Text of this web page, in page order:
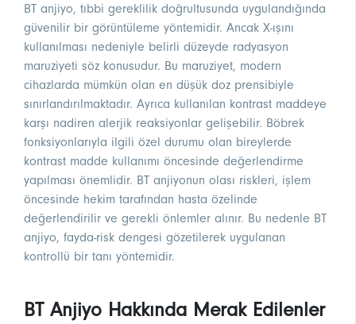
BT anjiyo, tıbbi gereklilik doğrultusunda uygulandığında
güvenilir bir görüntüleme yöntemidir. Ancak X-ışını
kullanılması nedeniyle belirli düzeyde radyasyon
maruziyeti söz konusudur. Bu maruziyet, modern
cihazlarda mümkün olan en düşük doz prensibiyle
sınırlandırılmaktadır. Ayrıca kullanılan kontrast maddeye
karşı nadiren alerjik reaksiyonlar gelişebilir. Böbrek
fonksiyonlarıyla ilgili özel durumu olan bireylerde
kontrast madde kullanımı öncesinde değerlendirme
yapılması önemlidir. BT anjiyonun olası riskleri, işlem
öncesinde hekim tarafından hasta özelinde
değerlendirilir ve gerekli önlemler alınır. Bu nedenle BT
anjiyo, fayda-risk dengesi gözetilerek uygulanan
kontrollü bir tanı yöntemidir.
BT Anjiyo Hakkında Merak Edilenler